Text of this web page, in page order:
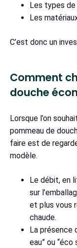
Les types
Les
C’est donc un
Comment
douche
Lorsque l’on
pommeau de
faire est de
modèle.
Le débit, en
sur
et plus vous
chaude.
La présence
eau” ou